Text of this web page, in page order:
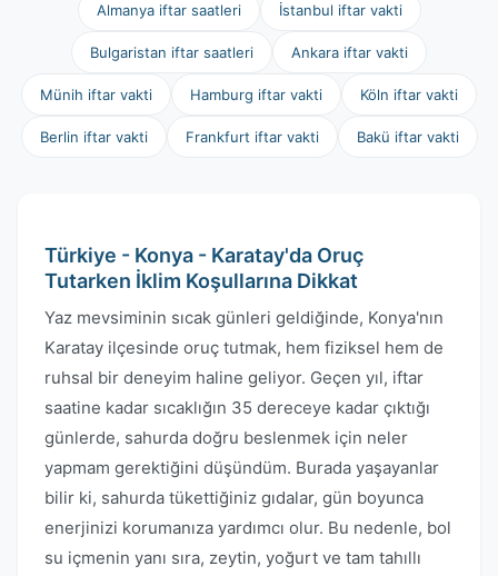
Almanya iftar saatleri İstanbul iftar vakti
Bulgaristan iftar saatleri Ankara iftar vakti
Münih iftar vakti Hamburg iftar vakti Köln iftar vakti
Berlin iftar vakti Frankfurt iftar vakti Bakü iftar vakti
Türkiye - Konya - Karatay'da Oruç
Tutarken İklim Koşullarına Dikkat
Yaz mevsiminin sıcak günleri geldiğinde, Konya'nın
Karatay ilçesinde oruç tutmak, hem fiziksel hem de
ruhsal bir deneyim haline geliyor. Geçen yıl, iftar
saatine kadar sıcaklığın 35 dereceye kadar çıktığı
günlerde, sahurda doğru beslenmek için neler
yapmam gerektiğini düşündüm. Burada yaşayanlar
bilir ki, sahurda tükettiğiniz gıdalar, gün boyunca
enerjinizi korumanıza yardımcı olur. Bu nedenle, bol
su içmenin yanı sıra, zeytin, yoğurt ve tam tahıllı